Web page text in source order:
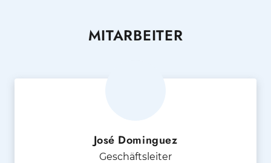
MITARBEITER
José Dominguez
Geschäftsleiter